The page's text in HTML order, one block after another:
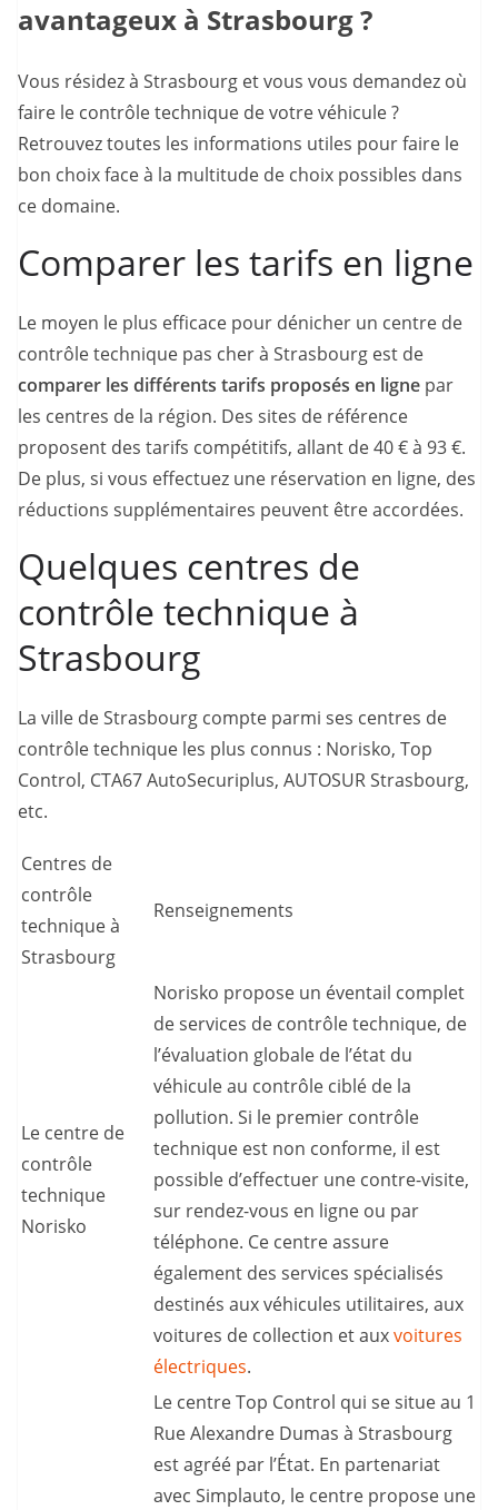
avantageux à Strasbourg ?
Vous résidez à Strasbourg et vous vous demandez où
faire le contrôle technique de votre véhicule ?
Retrouvez toutes les informations utiles pour faire le
bon choix face à la multitude de choix possibles dans
ce domaine.
Comparer les tarifs en ligne
Le moyen le plus efficace pour dénicher un centre de
contrôle technique pas cher à Strasbourg est de
comparer les différents tarifs proposés en ligne par
les centres de la région. Des sites de référence
proposent des tarifs compétitifs, allant de 40 € à 93 €.
De plus, si vous effectuez une réservation en ligne, des
réductions supplémentaires peuvent être accordées.
Quelques centres de
contrôle technique à
Strasbourg
La ville de Strasbourg compte parmi ses centres de
contrôle technique les plus connus : Norisko, Top
Control, CTA67 AutoSecuriplus, AUTOSUR Strasbourg,
etc.
Centres de
contrôle
technique à
Strasbourg
Renseignements
Le centre de
contrôle
technique
Norisko
Norisko propose un éventail complet
de services de contrôle technique, de
l’évaluation globale de l’état du
véhicule au contrôle ciblé de la
pollution. Si le premier contrôle
technique est non conforme, il est
possible d’effectuer une contre-visite,
sur rendez-vous en ligne ou par
téléphone. Ce centre assure
également des services spécialisés
destinés aux véhicules utilitaires, aux
voitures de collection et auxvoitures
électriques.
Le centre Top Control qui se situe au 1
Rue Alexandre Dumas à Strasbourg
est agréé par l’État. En partenariat
avec Simplauto, le centre propose une